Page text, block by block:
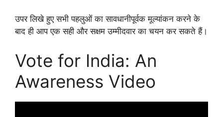
उपर लिखे हुए सभी पहलुओं का सावधानीपूर्वक मूल्यांकन करने के
बाद ही आप एक सही और सक्षम उम्मीदवार का चयन कर सकते हैं।
Vote for India: An
Awareness Video